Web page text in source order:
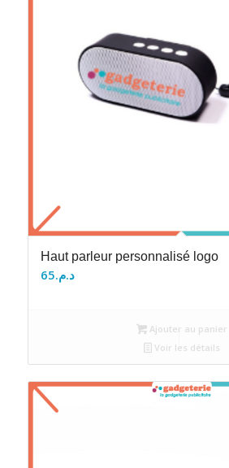
Haut parleur personnalisé logo
د.م.65
Ajouter au panier
Voir les détails